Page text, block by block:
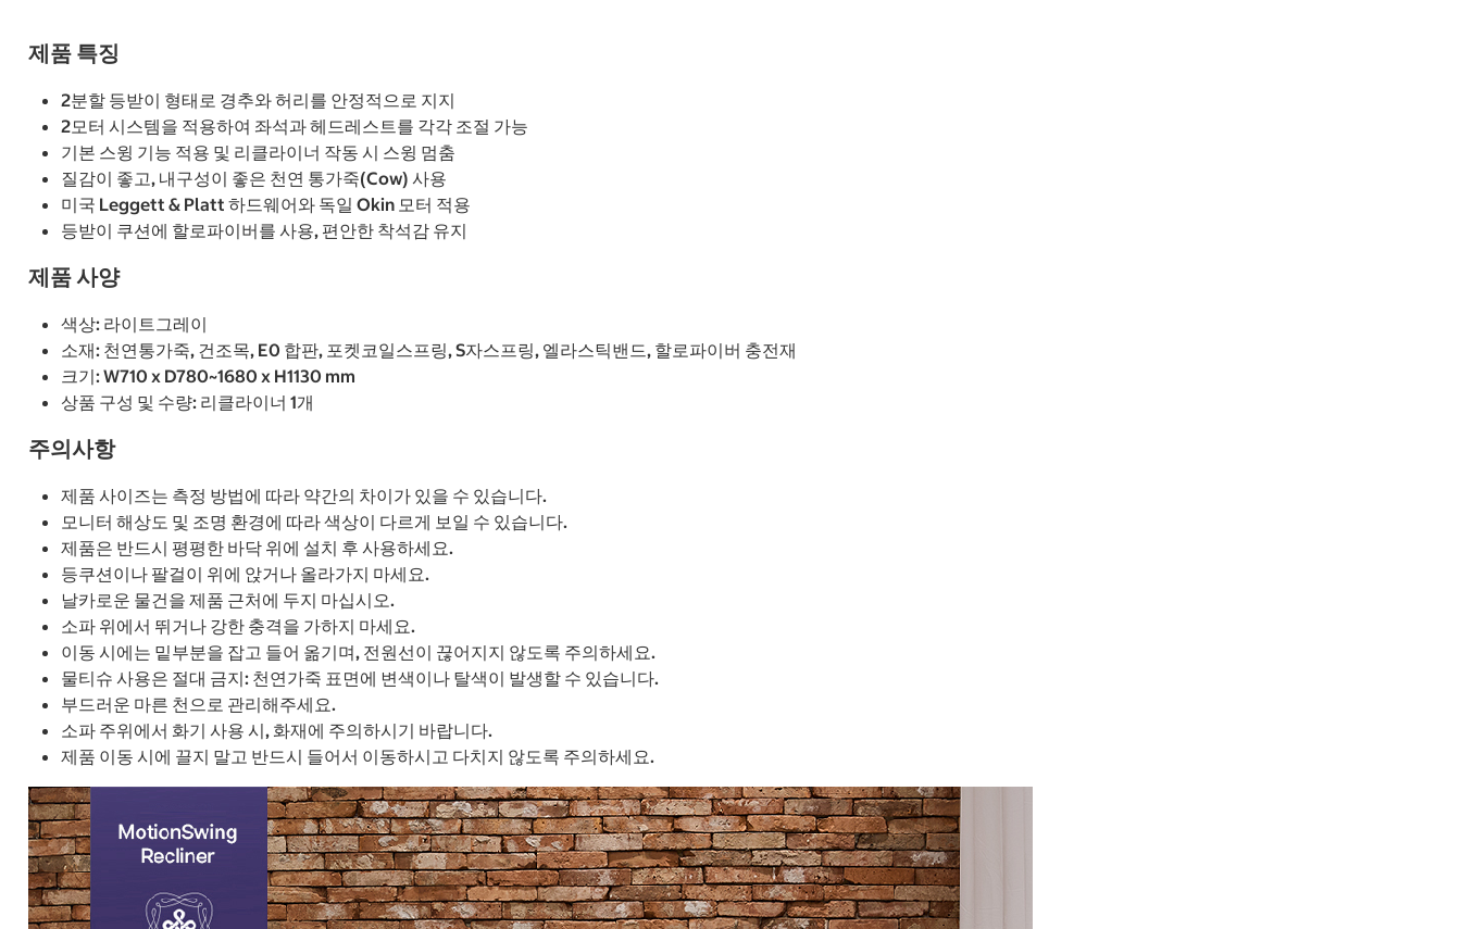
제품 특징
2분할 등받이 형태로 경추와 허리를 안정적으로 지지
2모터 시스템을 적용하여 좌석과 헤드레스트를 각각 조절 가능
기본 스윙 기능 적용 및 리클라이너 작동 시 스윙 멈춤
질감이 좋고, 내구성이 좋은 천연 통가죽(Cow) 사용
미국 Leggett & Platt 하드웨어와 독일 Okin 모터 적용
등받이 쿠션에 할로파이버를 사용, 편안한 착석감 유지
제품 사양
색상: 라이트그레이
소재: 천연통가죽, 건조목, E0 합판, 포켓코일스프링, S자스프링, 엘라스틱밴드, 할로파이버 충전재
크기: W710 x D780~1680 x H1130 mm
상품 구성 및 수량: 리클라이너 1개
주의사항
제품 사이즈는 측정 방법에 따라 약간의 차이가 있을 수 있습니다.
모니터 해상도 및 조명 환경에 따라 색상이 다르게 보일 수 있습니다.
제품은 반드시 평평한 바닥 위에 설치 후 사용하세요.
등쿠션이나 팔걸이 위에 앉거나 올라가지 마세요.
날카로운 물건을 제품 근처에 두지 마십시오.
소파 위에서 뛰거나 강한 충격을 가하지 마세요.
이동 시에는 밑부분을 잡고 들어 옮기며, 전원선이 끊어지지 않도록 주의하세요.
물티슈 사용은 절대 금지: 천연가죽 표면에 변색이나 탈색이 발생할 수 있습니다.
부드러운 마른 천으로 관리해주세요.
소파 주위에서 화기 사용 시, 화재에 주의하시기 바랍니다.
제품 이동 시에 끌지 말고 반드시 들어서 이동하시고 다치지 않도록 주의하세요.